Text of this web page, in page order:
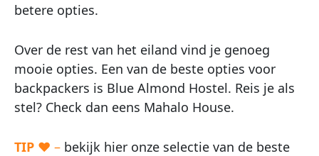
betere opties.
Over de rest van het eiland vind je genoeg
mooie opties. Een van de beste opties voor
backpackers is Blue Almond Hostel. Reis je als
stel? Check dan eens Mahalo House.
TIP ♥ – bekijk hier onze selectie van de beste